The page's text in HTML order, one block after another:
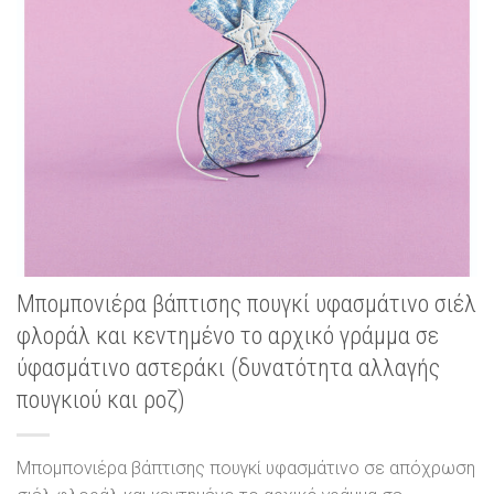
Μπομπονιέρα βάπτισης πουγκί υφασμάτινο σιέλ
φλοράλ και κεντημένο το αρχικό γράμμα σε
ύφασμάτινο αστεράκι (δυνατότητα αλλαγής
πουγκιού και ροζ)
Μπομπονιέρα βάπτισης πουγκί υφασμάτινο σε απόχρωση